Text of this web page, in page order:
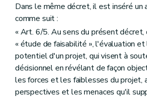
Dans le même décret, il est inséré un
comme suit :
« Art. 6/5. Au sens du présent décret,
« étude de faisabilité », l'évaluation et
potentiel d'un projet, qui visent à
décisionnel en révélant de façon
les forces et les faiblesses du projet,
perspectives et les menaces qu'il